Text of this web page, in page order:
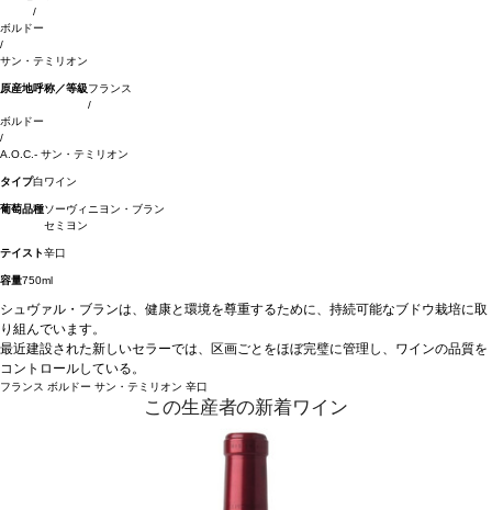
/
ボルドー
/
サン・テミリオン
原産地呼称／等級フランス
/
ボルドー
/
A.O.C.- サン・テミリオン
タイプ白ワイン
葡萄品種ソーヴィニヨン・ブラン
セミヨン
テイスト辛口
容量750ml
シュヴァル・ブランは、健康と環境を尊重するために、持続可能なブドウ栽培に取
り組んでいます。
最近建設された新しいセラーでは、区画ごとをほぼ完璧に管理し、ワインの品質を
コントロールしている。
フランス ボルドー サン・テミリオン 辛口
この生産者の新着ワイン